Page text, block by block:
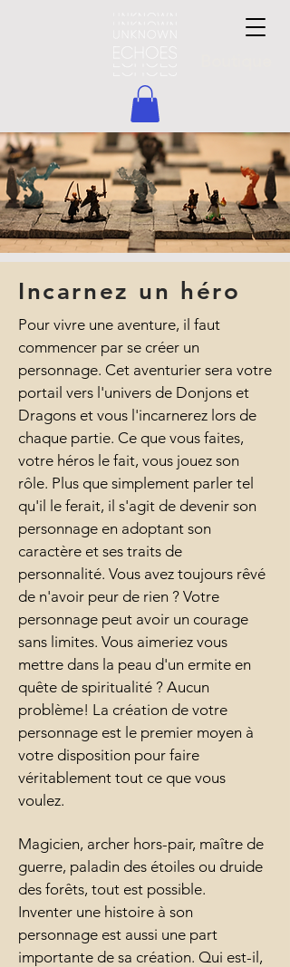
Incarnez un héro
Pour vivre une aventure, il faut
commencer par se créer un
personnage. Cet aventurier sera votre
portail vers l'univers de Donjons et
Dragons et vous l'incarnerez lors de
chaque partie. Ce que vous faites,
votre héros le fait, vous jouez son
rôle. Plus que simplement parler tel
qu'il le ferait, il s'agit de devenir son
personnage en adoptant son
caractère et ses traits de
personnalité. Vous avez toujours rêvé
de n'avoir peur de rien ? Votre
personnage peut avoir un courage
sans limites. Vous aimeriez vous
mettre dans la peau d'un ermite en
quête de spiritualité ? Aucun
problème! La création de votre
personnage est le premier moyen à
votre disposition pour faire
véritablement tout ce que vous
voulez.
Magicien, archer hors-pair, maître de
guerre, paladin des étoiles ou druide
des forêts, tout est possible.
Inventer une histoire à son
personnage est aussi une part
importante de sa création. Qui est-il,